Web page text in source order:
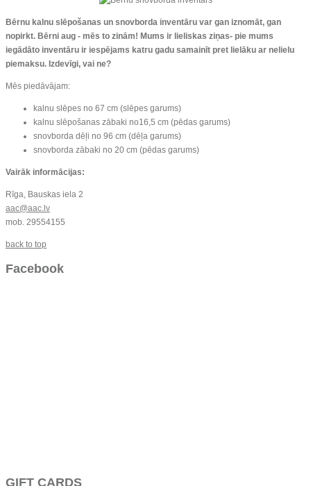
Bērnu kalnu slēpošanas un snovborda inventāru var gan iznomāt, gan
nopirkt. Bērni aug - mēs to zinām! Mums ir lieliskas ziņas- pie mums
iegādāto inventāru ir iespējams katru gadu samainīt pret lielāku ar nelielu
piemaksu. Izdevīgi, vai ne?
Mēs piedāvājam:
kalnu slēpes no 67 cm (slēpes garums)
kalnu slēpošanas zābaki no16,5 cm (pēdas garums)
snovborda dēļi no 96 cm (dēļa garums)
snovborda zābaki no 20 cm (pēdas garums)
Vairāk informācijas:
Rīga, Bauskas iela 2
aac@aac.lv
mob. 29554155
back to top
Facebook
GIFT CARDS